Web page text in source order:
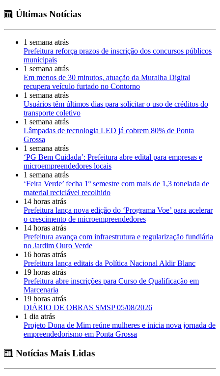
Últimas Notícias
1 semana atrás
Prefeitura reforça prazos de inscrição dos concursos públicos
municipais
1 semana atrás
Em menos de 30 minutos, atuação da Muralha Digital
recupera veículo furtado no Contorno
1 semana atrás
Usuários têm últimos dias para solicitar o uso de créditos do
transporte coletivo
1 semana atrás
Lâmpadas de tecnologia LED já cobrem 80% de Ponta
Grossa
1 semana atrás
‘PG Bem Cuidada’: Prefeitura abre edital para empresas e
microempreendedores locais
1 semana atrás
‘Feira Verde’ fecha 1º semestre com mais de 1,3 tonelada de
material reciclável recolhido
14 horas atrás
Prefeitura lança nova edição do ‘Programa Voe’ para acelerar
o crescimento de microempreendedores
14 horas atrás
Prefeitura avança com infraestrutura e regularização fundiária
no Jardim Ouro Verde
16 horas atrás
Prefeitura lança editais da Política Nacional Aldir Blanc
19 horas atrás
Prefeitura abre inscrições para Curso de Qualificação em
Marcenaria
19 horas atrás
DIÁRIO DE OBRAS SMSP 05/08/2026
1 dia atrás
Projeto Dona de Mim reúne mulheres e inicia nova jornada de
empreendedorismo em Ponta Grossa
Notícias Mais Lidas